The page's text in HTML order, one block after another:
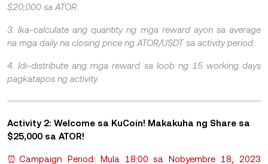
$20,000 sa ATOR.
3. Ika-calculate ang quantity ng mga reward ayon sa average
na mga daily na closing price ng ATOR/USDT sa activity period.
4. Idi-distribute ang mga reward sa loob ng 15 working days
pagkatapos ng activity.
Activity 2: Welcome sa KuCoin! Makakuha ng Share sa
$25,000 sa ATOR!
⏰Campaign Period: Mula 18:00 sa Nobyembre 18, 2023